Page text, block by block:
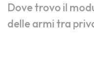
Dove trovo il
delle armi tra